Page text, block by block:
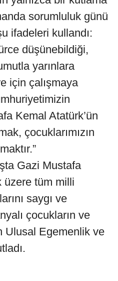
sorumluluk günü
ifadeleri kullandı:
düşünebildiği,
yarınlara
için çalışmaya
Kemal Atatürk’ün
çocuklarımızın
Gazi Mustafa
üzere tüm milli
saygı ve
çocukların ve
Ulusal Egemenlik ve